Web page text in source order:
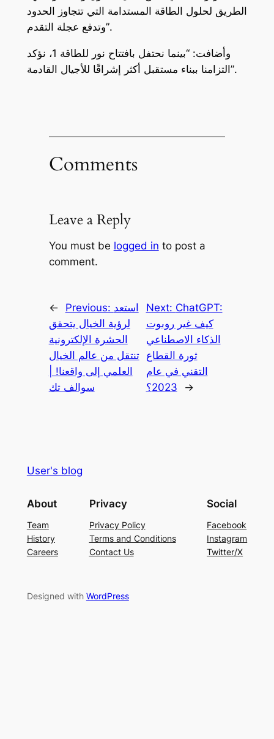
الطريق لحلول الطاقة المستدامة التي تتجاوز الحدود
وتدفع عجلة التقدم”.
وأضافت: “بينما نحتفل بافتتاح نور للطاقة 1، نؤكد
التزامنا ببناء مستقبل أكثر إشراقًا للأجيال القادمة”.
Comments
Leave a Reply
You must be logged in to post a
comment.
← Previous: استعد
لرؤية الخيال يتحقق
الحشرة الإلكترونية
تنتقل من عالم الخيال
العلمي إلى واقعنا! |
سوالف تك
Next: ChatGPT:
كيف غير روبوت
الذكاء الاصطناعي
ثورة القطاع
التقني في عام
2023؟
→
User's blog
About
Team
History
Careers
Privacy
Privacy Policy
Terms and Conditions
Contact Us
Social
Facebook
Instagram
Twitter/X
Designed with WordPress